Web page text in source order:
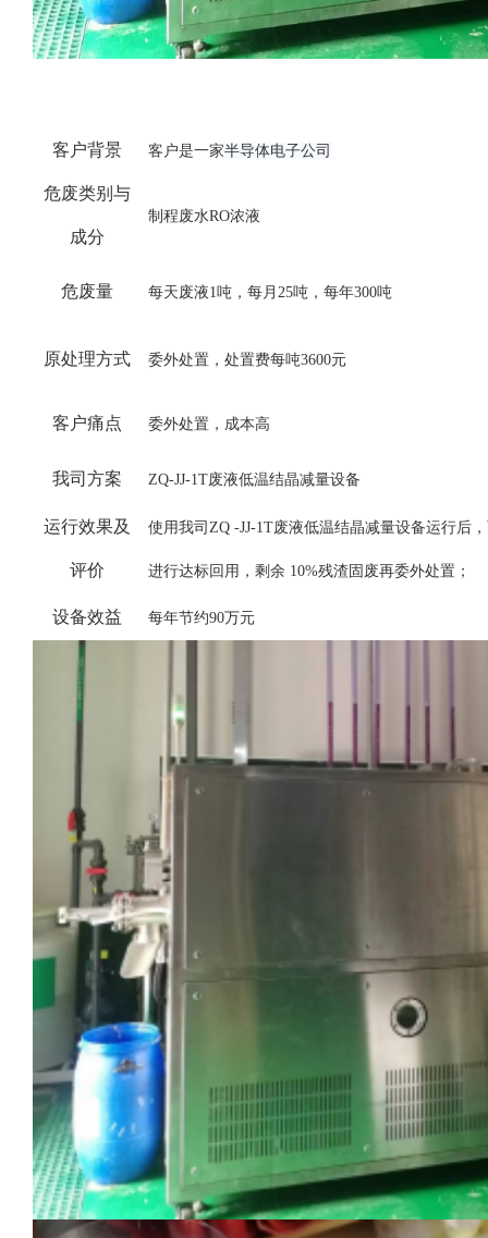
客户背景 客户是一家半导体电子公司
危废类别与
成分
制程废水RO浓液
危废量 每天废液1吨，每月25吨，每年300吨
原处理方式 委外处置，处置费每吨3600元
客户痛点 委外处置，成本高
我司方案 ZQ-JJ-1T废液低温结晶减量设备
运行效果及
评价
使用我司 ZQ -JJ-1T废液低温结晶减量设备运行后
进行达标回用，剩余 10%残渣固废再委外处置；
设备效益 每年节约90万元